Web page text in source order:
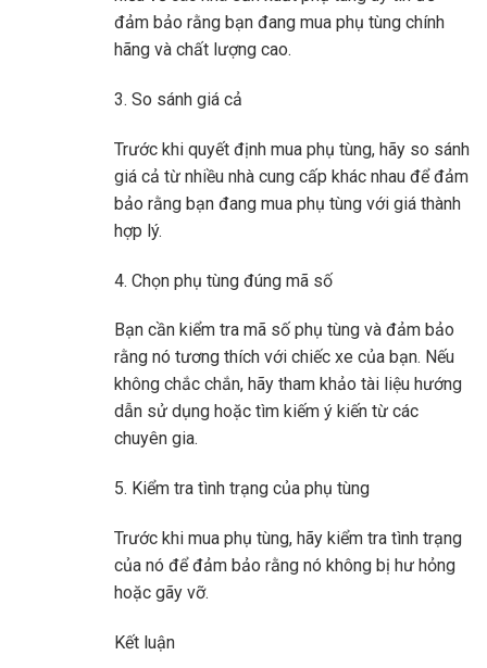
đảm bảo rằng bạn đang mua phụ tùng chính
hãng và chất lượng cao.
3. So sánh giá cả
Trước khi quyết định mua phụ tùng, hãy so sánh
giá cả từ nhiều nhà cung cấp khác nhau để đảm
bảo rằng bạn đang mua phụ tùng với giá thành
hợp lý.
4. Chọn phụ tùng đúng mã số
Bạn cần kiểm tra mã số phụ tùng và đảm bảo
rằng nó tương thích với chiếc xe của bạn. Nếu
không chắc chắn, hãy tham khảo tài liệu hướng
dẫn sử dụng hoặc tìm kiếm ý kiến ​​từ các
chuyên gia.
5. Kiểm tra tình trạng của phụ tùng
Trước khi mua phụ tùng, hãy kiểm tra tình trạng
của nó để đảm bảo rằng nó không bị hư hỏng
hoặc gãy vỡ.
Kết luận